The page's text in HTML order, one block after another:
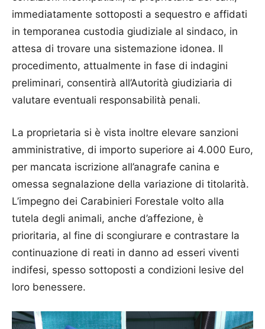
immediatamente sottoposti a sequestro e affidati
in temporanea custodia giudiziale al sindaco, in
attesa di trovare una sistemazione idonea. Il
procedimento, attualmente in fase di indagini
preliminari, consentirà all’Autorità giudiziaria di
valutare eventuali responsabilità penali.
La proprietaria si è vista inoltre elevare sanzioni
amministrative, di importo superiore ai 4.000 Euro,
per mancata iscrizione all’anagrafe canina e
omessa segnalazione della variazione di titolarità.
L’impegno dei Carabinieri Forestale volto alla
tutela degli animali, anche d’affezione, è
prioritaria, al fine di scongiurare e contrastare la
continuazione di reati in danno ad esseri viventi
indifesi, spesso sottoposti a condizioni lesive del
loro benessere.